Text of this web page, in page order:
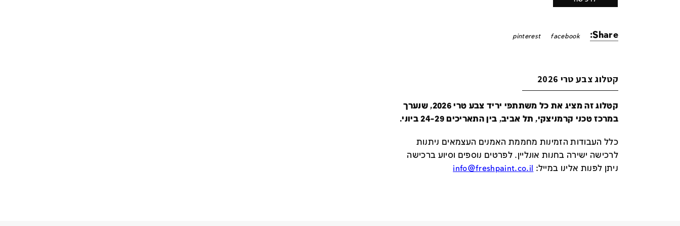
Share:
facebook
pinterest
קטלוג צבע טרי 2026
קטלוג זה מציג את כל משתתפי יריד צבע טרי 2026, שנערך
במרכז טכני קרמניצקי, תל אביב, בין התאריכים 24-29 ביוני.
כלל העבודות הזמינות מחממת האמנים העצמאים ניתנות
לרכישה ישירה בחנות אונליין.לפרטים נוספים וסיוע ברכישה
ניתן לפנות אלינו במייל:
info@freshpaint.co.il